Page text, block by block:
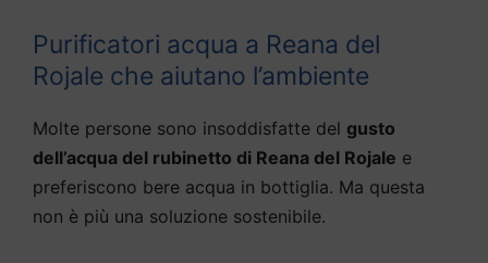
Purificatori acqua a Reana del
Rojale che aiutano l’ambiente
Molte persone sono insoddisfatte del gusto
dell’acqua del rubinetto di Reana del Rojale e
preferiscono bere acqua in bottiglia. Ma questa
non è più una soluzione sostenibile.